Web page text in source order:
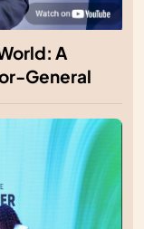
A
General